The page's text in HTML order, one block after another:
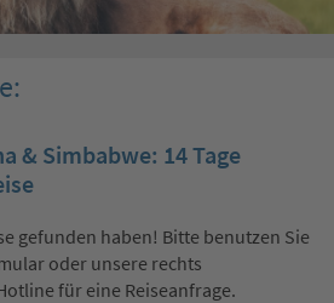
& Simbabwe: 14 Tage
gefunden haben! Bitte benutzen Sie
oder unsere rechts
für eine Reiseanfrage.